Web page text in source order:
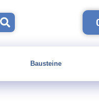
Bausteine